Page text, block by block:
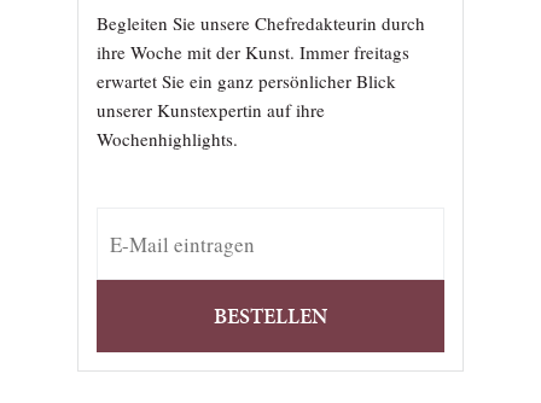
Begleiten Sie unsere Chefredakteurin durch
ihre Woche mit der Kunst. Immer freitags
erwartet Sie ein ganz persönlicher Blick
unserer Kunstexpertin auf ihre
Wochenhighlights.
BESTELLEN